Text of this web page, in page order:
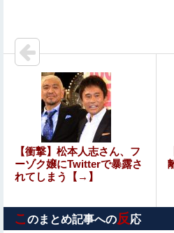
めちゃくちゃにヤってしまう…
株の資産7億円あるのに「株主
る人生・・・
手マン嫌がる彼氏持ちギャル「
コは正直だった結果…
【悲報】20歳男性「年金？払わ
手足切断、障害年金一生貰えな
【衝撃】松本人志さん、フ
ーゾク嬢にTwitterで暴露さ
れてしまう【→】
こ のまとめ記事への反応